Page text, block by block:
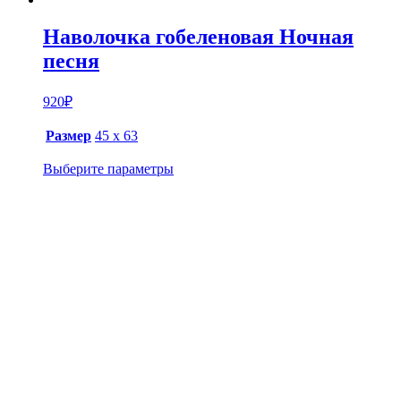
Наволочка гобеленовая Ночная
песня
920₽
Размер 45 х 63
Выберите параметры